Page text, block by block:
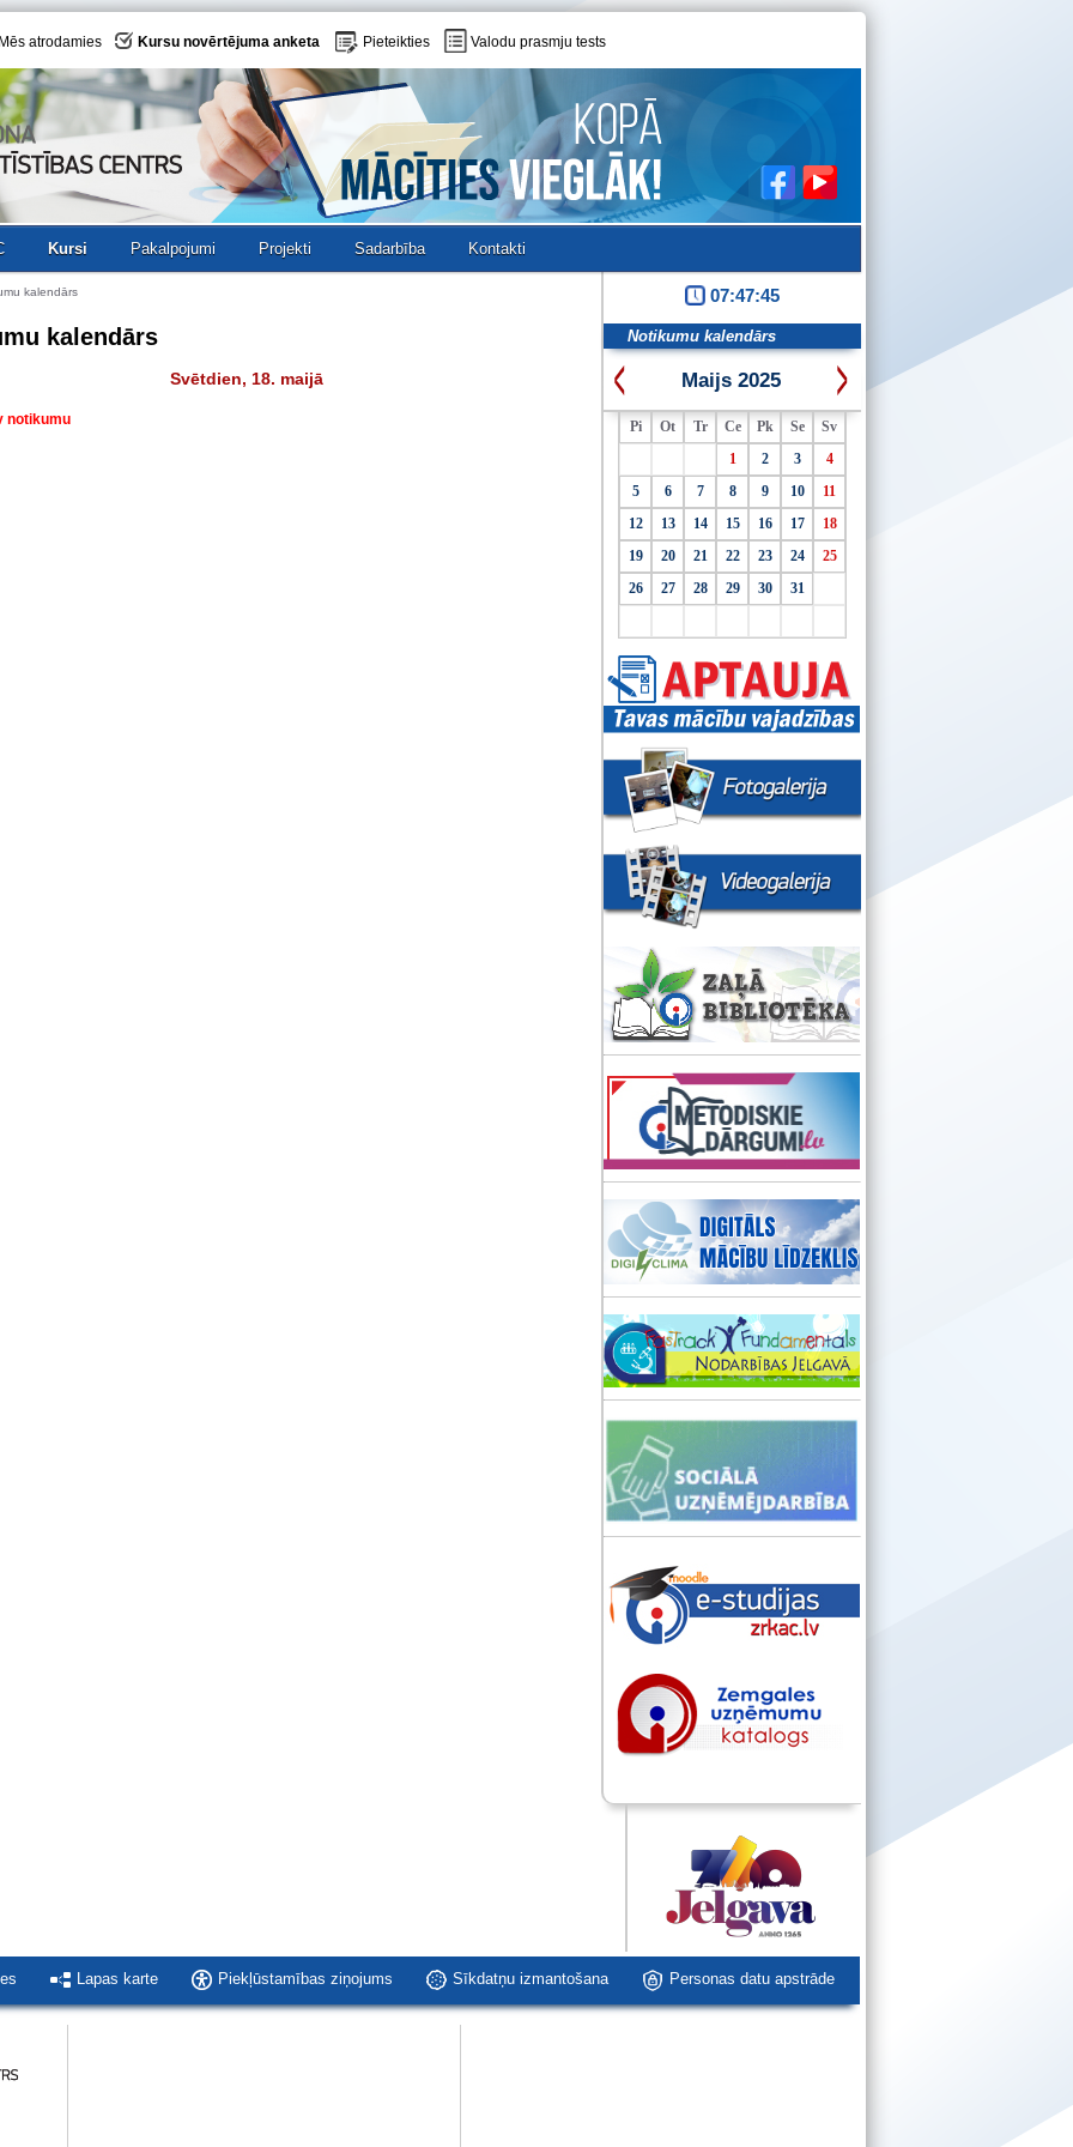
Mēs atrodamies Kursu novērtējuma anketa Pieteikties Valodu prasmju tests
Kursi Pakalpojumi Projekti Sadarbība Kontakti
kalendārs
kalendārs
Svētdien, 18. maijā
notikumu
07:47:46
Notikumu kalendārs
Maijs 2025
Pi Ot Tr Ce Pk Se
Sv
1
2 3
4
5
6 7 8 9 10
11
12
13 14 15 16 17
18
19
20 21 22 23 24
25
26
27 28 29 30 31
Lapas karte Piekļūstamības ziņojums Sīkdatņu izmantošana Personas datu apstrāde